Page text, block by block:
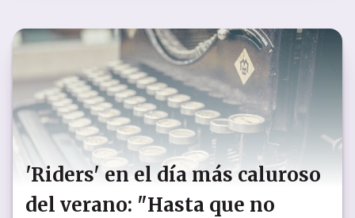
'Riders' en el día más caluroso
del verano: "Hasta que no